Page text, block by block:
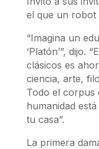
el que un robot
“Imagina un
‘Platón’”, dijo.
clásicos es
ciencia, arte,
Todo el corpus
humanidad
tu casa”.
La primera